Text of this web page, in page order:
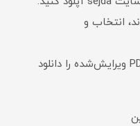
انتخاب و
تغییرات را ذخیره و سپس فایل PDF ویرایش‌شده را دانلود